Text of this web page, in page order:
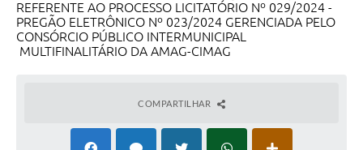
REFERENTE AO PROCESSO LICITATÓRIO Nº 029/2024 -
PREGÃO ELETRÔNICO Nº 023/2024 GERENCIADA PELO
CONSÓRCIO PÚBLICO INTERMUNICIPAL
MULTIFINALITÁRIO DA AMAG-CIMAG
COMPARTILHAR